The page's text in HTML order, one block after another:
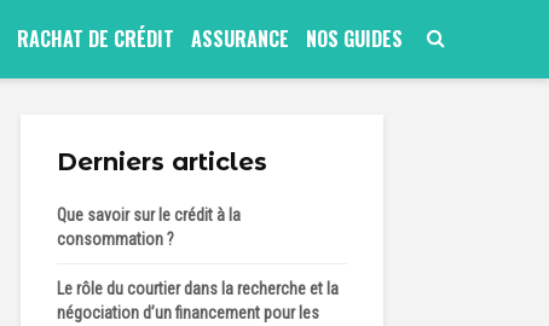
RACHAT DE CRÉDIT ASSURANCE NOS GUIDES
Derniers articles
Que savoir sur le crédit à la
consommation ?
Le rôle du courtier dans la recherche et la
négociation d’un financement pour les